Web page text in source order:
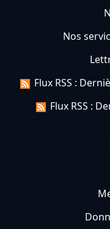
Nos
Flux RSS :
Flux RSS :